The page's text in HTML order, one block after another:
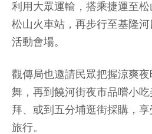
利用大眾運輸，搭乘捷運至
松山火車站，再步行至基隆
活動會場。
觀傳局也邀請民眾把握涼爽
舞，再到饒河街夜市品嚐小
拜、或到五分埔逛街採購，
旅行。